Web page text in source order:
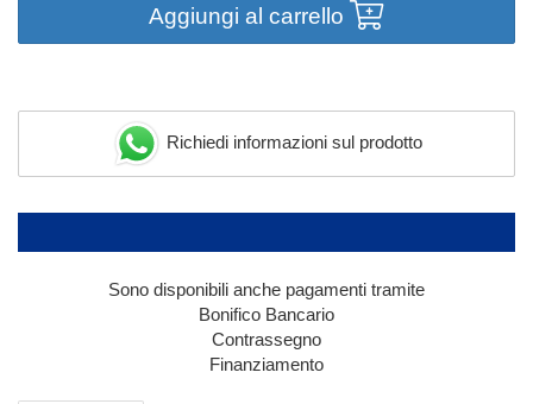
Aggiungi al carrello
Richiedi informazioni sul prodotto
Sono disponibili anche pagamenti tramite
Bonifico Bancario
Contrassegno
Finanziamento